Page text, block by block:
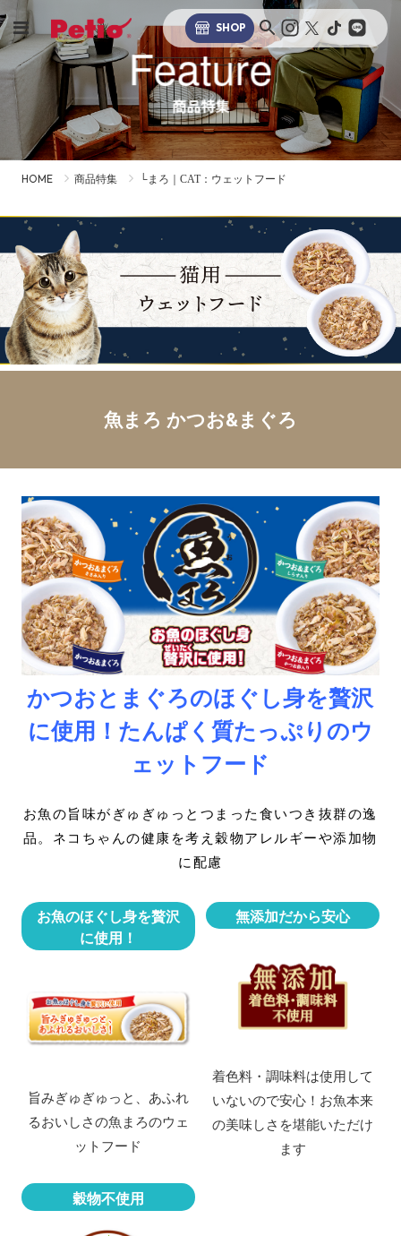
SHOP
Feature
商品特集
HOME 商品特集 └まろ｜CAT：ウェットフード
魚まろ かつお&まぐろ
かつおとまぐろのほぐし身を贅沢
に使用！ たんぱく質たっぷりのウ
ェットフード
お魚の旨味がぎゅぎゅっとつまった食いつき抜群の逸
品。 ネコちゃんの健康を考え穀物アレルギーや添加物
に配慮
お魚のほぐし身を贅沢
に使用！
旨みぎゅぎゅっと、 あふれ
るおいしさの魚まろのウェ
ットフード
無添加だから安心
着色料・調味料は使用して
いないので安心！ お魚本来
の美味しさを堪能いただけ
ます
穀物不使用